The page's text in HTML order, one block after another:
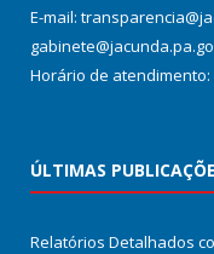
E-mail:
Horário de atendimento:
ÚLTIMAS
Relatórios Detalhados